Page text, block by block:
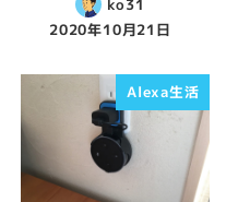
ko31
2020年10月21日
Alexa生活